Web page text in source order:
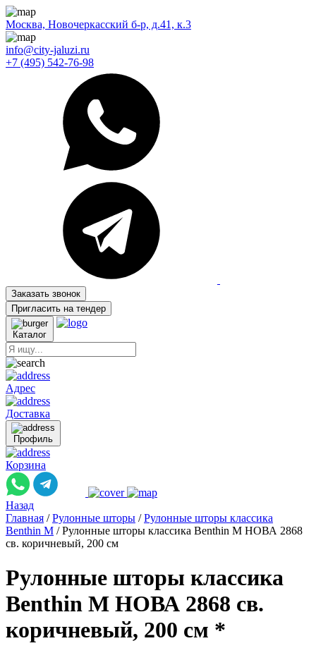
Москва, Новочеркасский б-р, д.41, к.3
info@city-jaluzi.ru
+7 (495) 542-76-98
Заказать звонок
Пригласить на тендер
Каталог
Адрес
Доставка
Профиль
Корзина
Назад
Главная / Рулонные шторы / Рулонные шторы классика
Benthin M / Рулонные шторы классика Benthin M НОВА 2868
св. коричневый, 200 см
Рулонные шторы классика
Benthin M НОВА 2868 св.
коричневый, 200 см *